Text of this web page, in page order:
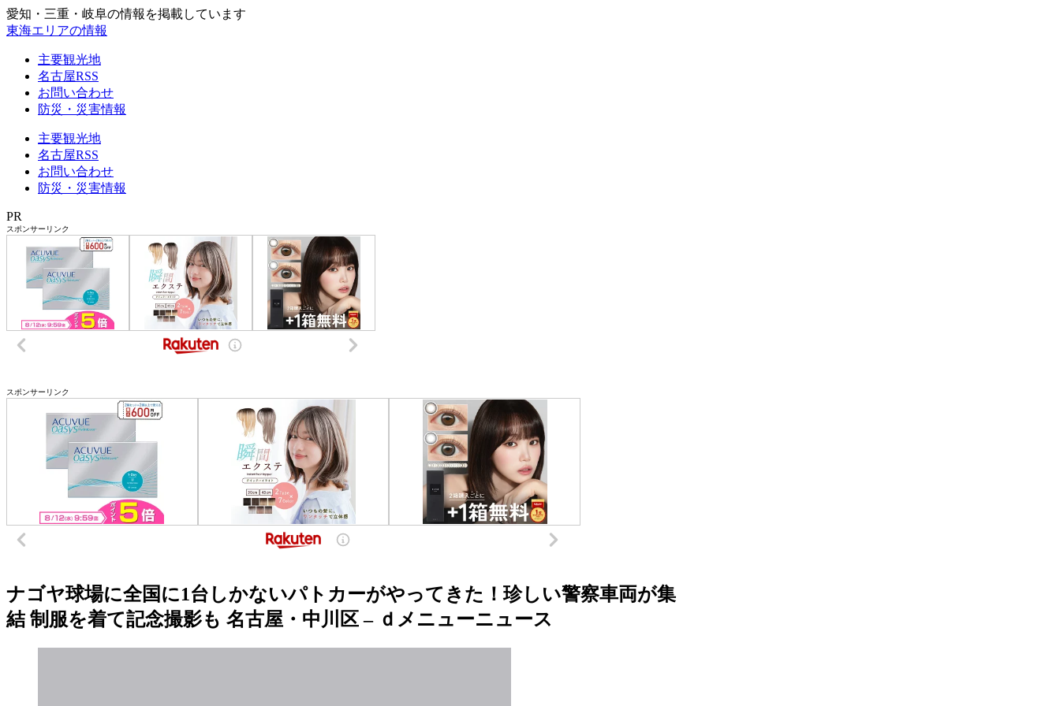
愛知・三重・岐阜の情報を掲載しています
東海エリアの情報
主要観光地
名古屋RSS
お問い合わせ
防災・災害情報
主要観光地
名古屋RSS
お問い合わせ
防災・災害情報
PR
スポンサーリンク
スポンサーリンク
ナゴヤ球場に全国に1台しかないパトカーがやってきた！珍しい警察車両が集
結 制服を着て記念撮影も 名古屋・中川区 – ｄメニューニュース